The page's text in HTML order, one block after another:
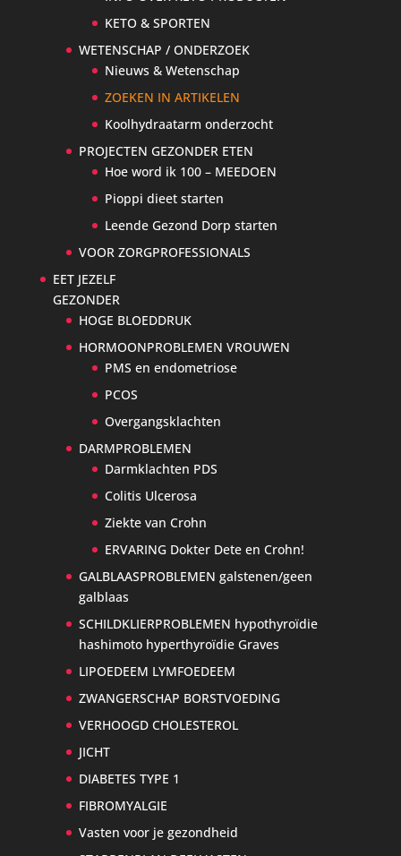
KETO & SPORTEN
WETENSCHAP / ONDERZOEK
Nieuws & Wetenschap
ZOEKEN IN ARTIKELEN
Koolhydraatarm onderzocht
PROJECTEN GEZONDER ETEN
Hoe word ik 100 – MEEDOEN
Pioppi dieet starten
Leende Gezond Dorp starten
VOOR ZORGPROFESSIONALS
EET JEZELF
GEZONDER
HOGE BLOEDDRUK
HORMOONPROBLEMEN VROUWEN
PMS en endometriose
PCOS
Overgangsklachten
DARMPROBLEMEN
Darmklachten PDS
Colitis Ulcerosa
Ziekte van Crohn
ERVARING Dokter Dete en Crohn!
GALBLAASPROBLEMEN galstenen/geen
galblaas
SCHILDKLIERPROBLEMEN hypothyroïdie
hashimoto hyperthyroïdie Graves
LIPOEDEEM LYMFOEDEEM
ZWANGERSCHAP BORSTVOEDING
VERHOOGD CHOLESTEROL
JICHT
DIABETES TYPE 1
FIBROMYALGIE
Vasten voor je gezondheid